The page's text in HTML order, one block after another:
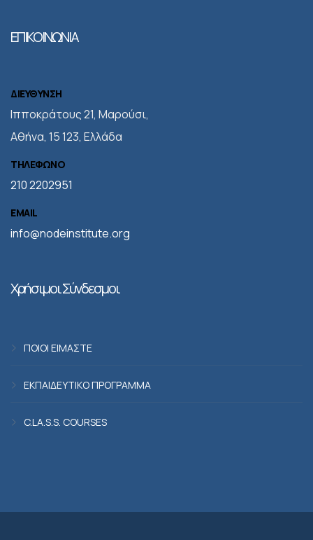
ΕΠΙΚΟΙΝΩΝΙΑ
ΔΙΕΥΘΥΝΣΗ
Iπποκράτους 21, Μαρούσι,
Αθήνα, 15 123, Ελλάδα
ΤΗΛΕΦΩΝΟ
210 2202951
EMAIL
info@nodeinstitute.org
Χρήσιμοι Σύνδεσμοι
ΠΟΙΟΙ ΕΙΜΑΣΤΕ
ΕΚΠΑΙΔΕΥΤΙΚΟ ΠΡΟΓΡΑΜΜΑ
C.LA.S.S. COURSES